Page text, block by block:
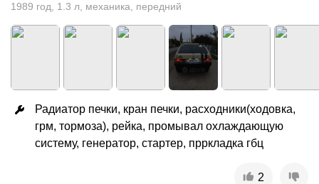
1989 год 1.3 л механика передний
Радиатор печки, кран печки, расходники(ходовка,
грм, тормоза), рейка, промывал охлаждающую
систему, генератор, стартер, прркладка гбц
2